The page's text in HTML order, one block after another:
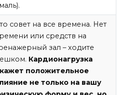
совет на все времена. Нет
или средств на
зал – ходите
Кардионагрузка
положительное
не только на вашу